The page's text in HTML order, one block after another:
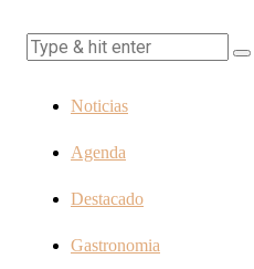
Noticias
Agenda
Destacado
Gastronomia